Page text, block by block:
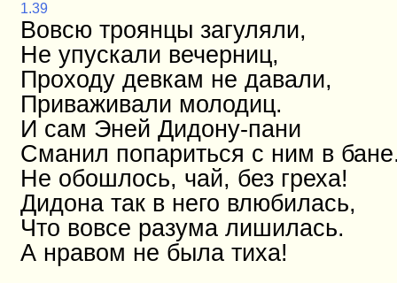
1.39
Вовсю троянцы загуляли,
Не упускали вечерниц,
Проходу девкам не давали,
Приваживали молодиц.
И сам Эней Дидону-пани
Сманил попариться с ним в
Не обошлось, чай, без греха!
Дидона так в него влюбилась,
Что вовсе разума лишилась.
А нравом не была тиха!